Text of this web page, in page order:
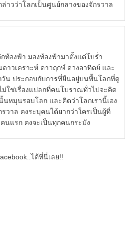
าวว่าโลกเป็นศูนย์กลางของจักรวาล
ท้องฟ้า มองท้องฟ้ามาตั้งแต่โบร่ำ
าวเคราะห์ ดาวฤกษ์ ดวงอาทิตย์ และ
น ประกอบกับการที่ยืนอยู่บนพื้นโลกที่ดู
ม่ใช่เรื่องแปลกที่คนโบราณทั่วไปจะคิด
นหมุนรอบโลก และคิดว่าโลกเรานี้เอง
วาล คงระบุคนได้ยากว่าใครเป็นผู้ที่
นแรก คงจะเป็นทุกคนกระมัง
ได้ที่นี่เลย!!